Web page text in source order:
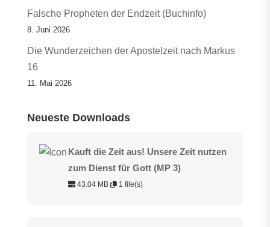
Falsche Propheten der Endzeit (Buchinfo)
8. Juni 2026
Die Wunderzeichen der Apostelzeit nach Markus
16
11. Mai 2026
Neueste Downloads
Kauft die Zeit aus! Unsere Zeit nutzen
zum Dienst für Gott (MP 3)
43.04 MB 1 file(s)